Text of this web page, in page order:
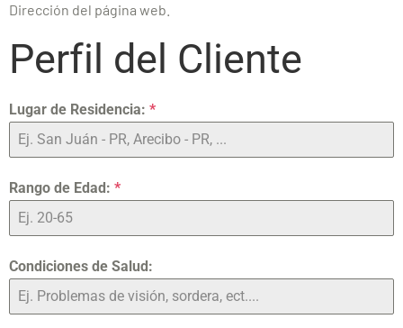
Dirección del página web.
Perfil del Cliente
Lugar de Residencia: *
Rango de Edad: *
Condiciones de Salud: